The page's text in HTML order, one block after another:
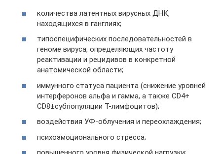
количества латентных вирусных ДНК,
находящихся в ганглиях;
типоспецифических последовательностей в
геноме вируса, определяющих частоту
реактивации и рецидивов в конкретной
анатомической области;
иммунного статуса пациента (снижение уровней
интерферонов альфа и гамма, а также СD4+
СD8±субпопуляции Т-лимфоцитов);
воздействия УФ-облучения и переохлаждения;
психоэмоционального стресса;